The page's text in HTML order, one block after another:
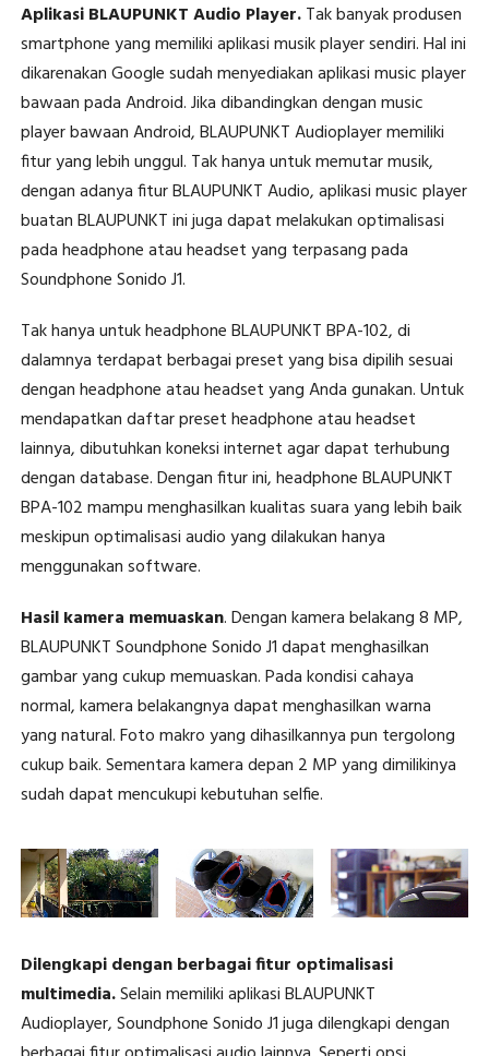
Aplikasi BLAUPUNKT Audio Player.Tak banyak produsen
smartphone yang memiliki aplikasi musik player sendiri. Hal ini
dikarenakan Google sudah menyediakan aplikasi music player
bawaan pada Android. Jika dibandingkan dengan music
player bawaan Android, BLAUPUNKT Audioplayer memiliki
fitur yang lebih unggul. Tak hanya untuk memutar musik,
dengan adanya fitur BLAUPUNKT Audio, aplikasi music player
buatan BLAUPUNKT ini juga dapat melakukan optimalisasi
pada headphone atau headset yang terpasang pada
Soundphone Sonido J1.
Tak hanya untuk headphone BLAUPUNKT BPA-102, di
dalamnya terdapat berbagai preset yang bisa dipilih sesuai
dengan headphone atau headset yang Anda gunakan. Untuk
mendapatkan daftar preset headphone atau headset
lainnya, dibutuhkan koneksi internet agar dapat terhubung
dengan database. Dengan fitur ini, headphone BLAUPUNKT
BPA-102 mampu menghasilkan kualitas suara yang lebih baik
meskipun optimalisasi audio yang dilakukan hanya
menggunakan software.
Hasil kamera memuaskan. Dengan kamera belakang 8 MP,
BLAUPUNKT Soundphone Sonido J1 dapat menghasilkan
gambar yang cukup memuaskan. Pada kondisi cahaya
normal, kamera belakangnya dapat menghasilkan warna
yang natural. Foto makro yang dihasilkannya pun tergolong
cukup baik. Sementara kamera depan 2 MP yang dimilikinya
sudah dapat mencukupi kebutuhan selfie.
Dilengkapi dengan berbagai fitur optimalisasi
multimedia.Selain memiliki aplikasi BLAUPUNKT
Audioplayer, Soundphone Sonido J1 juga dilengkapi dengan